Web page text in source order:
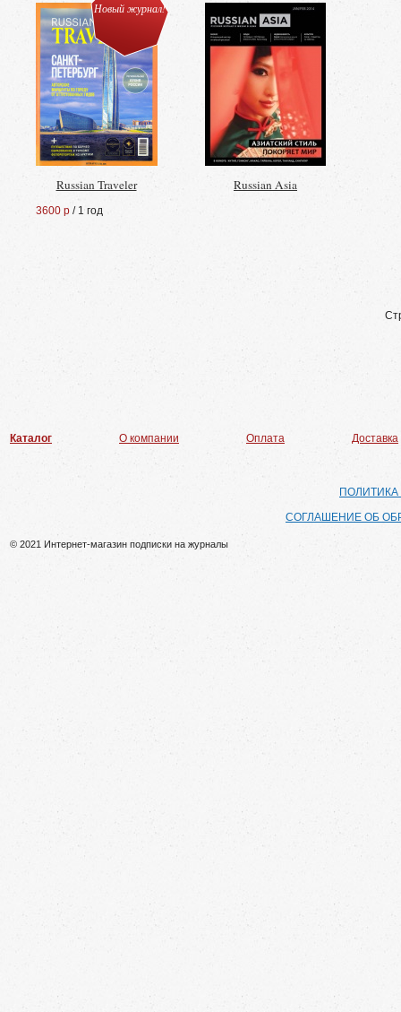
Новый журнал!
Russian Traveler
3600 р / 1 год
Russian Asia
Каталог О компании Оплата Доставка
СОГЛАШЕНИЕ ОБ
© 2021 Интернет-магазин подписки на журналы